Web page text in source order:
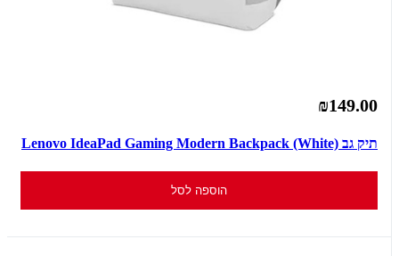
₪149.00
תיק גב Lenovo IdeaPad Gaming Modern Backpack (White)
הוספה לסל